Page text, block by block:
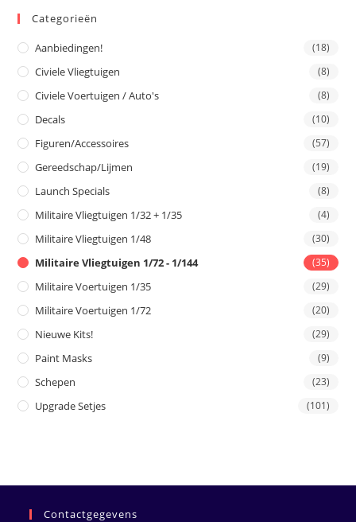
Categorieën
Aanbiedingen! (18)
Civiele Vliegtuigen (8)
Civiele Voertuigen / Auto's (8)
Decals (10)
Figuren/Accessoires (57)
Gereedschap/Lijmen (19)
Launch Specials (8)
Militaire Vliegtuigen 1/32 + 1/35 (4)
Militaire Vliegtuigen 1/48 (30)
Militaire Vliegtuigen 1/72 - 1/144 (35)
Militaire Voertuigen 1/35 (29)
Militaire Voertuigen 1/72 (20)
Nieuwe Kits! (29)
Paint Masks (9)
Schepen (23)
Upgrade Setjes (101)
Contactgegevens